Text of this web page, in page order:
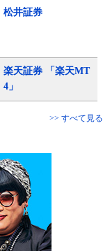
松井証券
楽天証券 「楽天MT
4」
>> すべて見る